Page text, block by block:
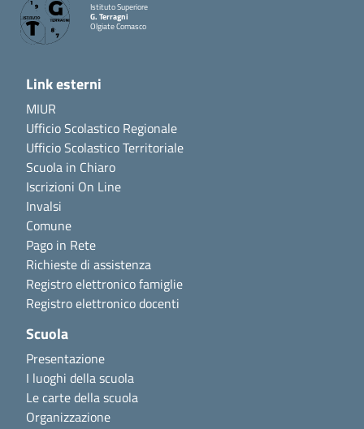
Istituto Superiore
G. Terragni
Olgiate Comasco
Link esterni
MIUR
Ufficio Scolastico Regionale
Ufficio Scolastico Territoriale
Scuola in Chiaro
Iscrizioni On Line
Invalsi
Comune
Pago in Rete
Richieste di assistenza
Registro elettronico famiglie
Registro elettronico docenti
Scuola
Presentazione
I luoghi della scuola
Le carte della scuola
Organizzazione